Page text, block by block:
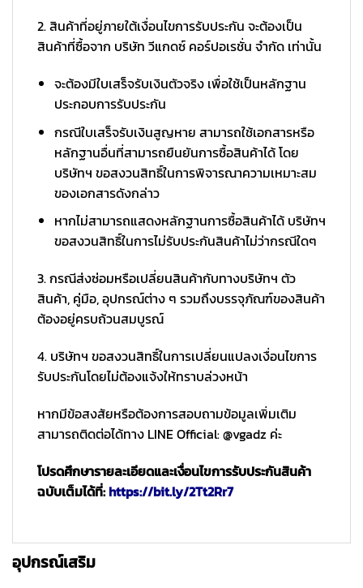
2. สินค้าที่อยู่ภายใต้เงื่อนไขการรับประกัน จะต้องเป็น
สินค้าที่ซื้อจาก บริษัท วีแกดซ์ คอร์ปอเรชั่น จำกัด เท่านั้น
จะต้องมีใบเสร็จรับเงินตัวจริง เพื่อใช้เป็นหลักฐาน
ประกอบการรับประกัน
กรณีใบเสร็จรับเงินสูญหาย สามารถใช้เอกสารหรือ
หลักฐานอื่นที่สามารถยืนยันการซื้อสินค้าได้ โดย
บริษัทฯ ขอสงวนสิทธิ์ในการพิจารณาความเหมาะสม
ของเอกสารดังกล่าว
หากไม่สามารถแสดงหลักฐานการซื้อสินค้าได้ บริษัทฯ
ขอสงวนสิทธิ์ในการไม่รับประกันสินค้าไม่ว่ากรณีใดๆ
3. กรณีส่งซ่อมหรือเปลี่ยนสินค้ากับทางบริษัทฯ ตัว
สินค้า, คู่มือ, อุปกรณ์ต่าง ๆ รวมถึงบรรจุภัณฑ์ของสินค้า
ต้องอยู่ครบถ้วนสมบูรณ์
4. บริษัทฯ ขอสงวนสิทธิ์ในการเปลี่ยนแปลงเงื่อนไขการ
รับประกันโดยไม่ต้องแจ้งให้ทราบล่วงหน้า
หากมีข้อสงสัยหรือต้องการสอบถามข้อมูลเพิ่มเติม
สามารถติดต่อได้ทาง LINE Official: @vgadz ค่ะ
โปรดศึกษารายละเอียดและเงื่อนไขการรับประกันสินค้า
ฉบับเต็มได้ที่:https://bit.ly/2Tt2Rr7
อุปกรณ์เสริม